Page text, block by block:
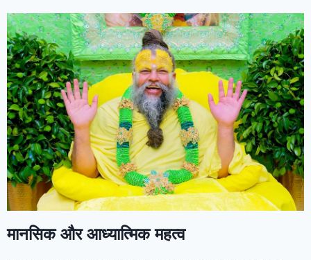
मानसिक और आध्यात्मिक महत्व